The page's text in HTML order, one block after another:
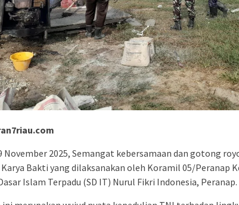
November 2025, Semangat kebersamaan dan gotong
Bakti yang dilaksanakan oleh Koramil 05/Peranap
Islam Terpadu (SD IT) Nurul Fikri Indonesia, Peranap.